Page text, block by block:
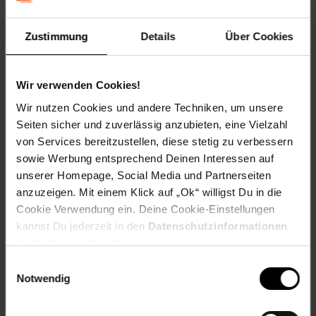
Zustimmung Details Über Cookies
Wir verwenden Cookies!
Wir nutzen Cookies und andere Techniken, um unsere
Seiten sicher und zuverlässig anzubieten, eine Vielzahl
von Services bereitzustellen, diese stetig zu verbessern
sowie Werbung entsprechend Deinen Interessen auf
unserer Homepage, Social Media und Partnerseiten
anzuzeigen. Mit einem Klick auf „Ok“ willigst Du in die
Cookie Verwendung ein. Deine Cookie-Einstellungen
kannst Du jederzeit in den Datenschutzinformationen
ändern bzw. widerrufen.
Notwendig
Technische Daten
Farben
Maße
Gewicht
27,7 kg
Holzkonstruktion + Spanplatte
________________________________________________
Lieferumfang
• 1 Kinderbett inkl. Lattenrost, Montagematerial und -